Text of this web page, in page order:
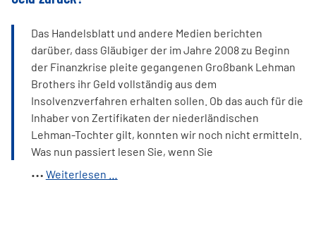
erneut
gegen
die
Banken
Das Handelsblatt und andere Medien berichten
darüber, dass Gläubiger der im Jahre 2008 zu Beginn
der Finanzkrise pleite gegangenen Großbank Lehman
Brothers ihr Geld vollständig aus dem
Insolvenzverfahren erhalten sollen. Ob das auch für die
Inhaber von Zertifikaten der niederländischen
Lehman-Tochter gilt, konnten wir noch nicht ermitteln.
Was nun passiert lesen Sie, wenn Sie
Weiterlesen …